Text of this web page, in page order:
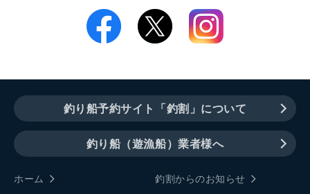
釣り船予約サイト「釣割」について
釣り船（遊漁船）業者様へ
ホーム
釣割からのお知らせ